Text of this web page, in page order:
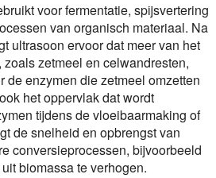
voor fermentatie, spijsvertering
van organisch materiaal. Na
ultrasoon ervoor dat meer van het
zetmeel en celwandresten,
de enzymen die zetmeel omzetten
het oppervlak dat wordt
tijdens de vloeibaarmaking of
de snelheid en opbrengst van
conversieprocessen, bijvoorbeeld
biomassa te verhogen.